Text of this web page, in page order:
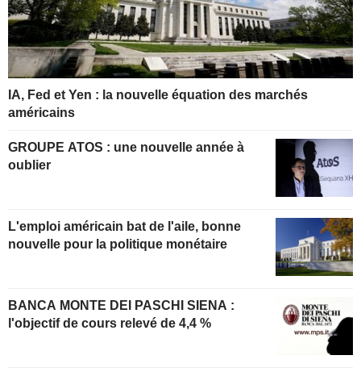
IA, Fed et Yen : la nouvelle équation des marchés
américains
GROUPE ATOS : une nouvelle année à
oublier
L'emploi américain bat de l'aile, bonne
nouvelle pour la politique monétaire
BANCA MONTE DEI PASCHI SIENA :
l'objectif de cours relevé de 4,4 %